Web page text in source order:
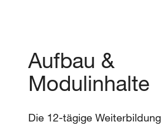
Aufbau &
Modulinhalte
Die 12-tägige